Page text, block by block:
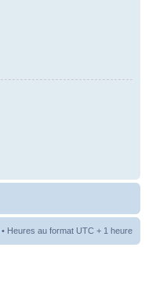
• Heures au format UTC + 1 heure